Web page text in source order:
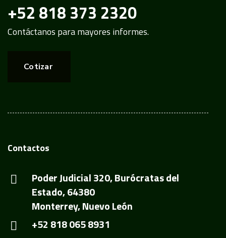
+52 818 373 2320
Contáctanos para mayores informes.
Cotizar
Contactos
Poder Judicial 320, Burócratas del
Estado, 64380
Monterrey, Nuevo León
+52 818 065 8931